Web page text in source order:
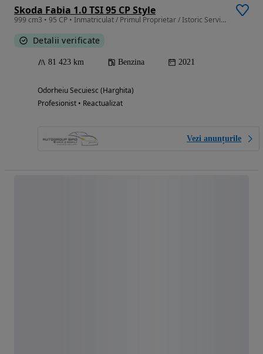
Skoda Fabia 1.0 TSI 95 CP Style
999 cm3 • 95 CP • Inmatriculat / Primul Proprietar / Istoric Service
Detalii verificate
81 423 km Benzina 2021
Odorheiu Secuiesc (Harghita)
Profesionist • Reactualizat
Vezi anunțurile